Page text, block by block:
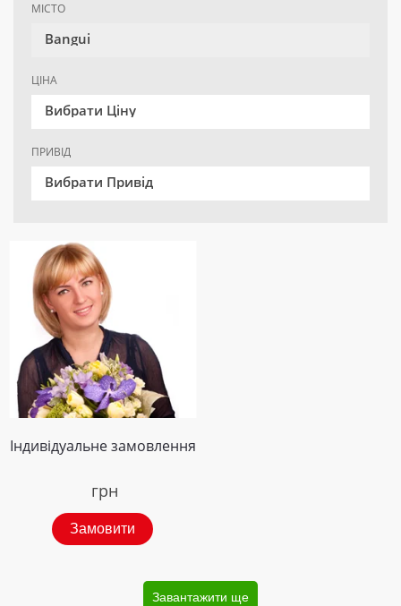
МІСТО
Bangui
ЦІНА
Вибрати Ціну
ПРИВІД
Вибрати Привід
Індивідуальне замовлення
грн
Замовити
Завантажити ще